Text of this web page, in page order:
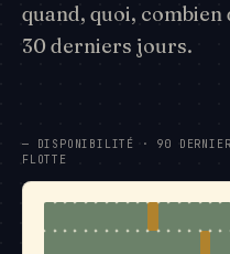
quand, quoi,
30 derniers jours.
— DISPONIBILITÉ · 90
FLOTTE